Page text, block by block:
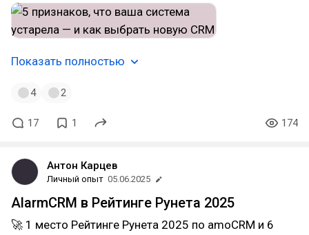
Показать полностью
4 2
17 1 174
Антон Карцев
Личный опыт 05.06.2025
AlarmCRM в Рейтинге Рунета 2025
🚀 1 место Рейтинге Рунета 2025 по amoCRM и 6